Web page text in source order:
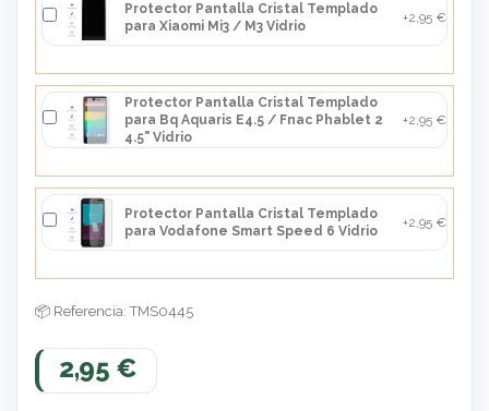
Protector Pantalla Cristal Templado
para Xiaomi Mi3 / M3 Vidrio
+2,95 €
Protector Pantalla Cristal Templado
para Bq Aquaris E4.5 / Fnac Phablet 2
4.5" Vidrio
+2,95 €
Protector Pantalla Cristal Templado
para Vodafone Smart Speed 6 Vidrio
+2,95 €
Referencia: TMS0445
2,95 €